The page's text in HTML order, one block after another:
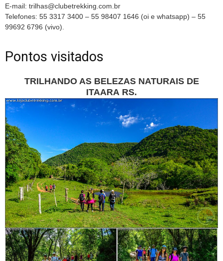
E-mail: trilhas@clubetrekking.com.br
Telefones: 55 3317 3400 – 55 98407 1646 (oi e whatsapp) – 55
99692 6796 (vivo).
Pontos visitados
TRILHANDO AS BELEZAS NATURAIS DE
ITAARA RS.